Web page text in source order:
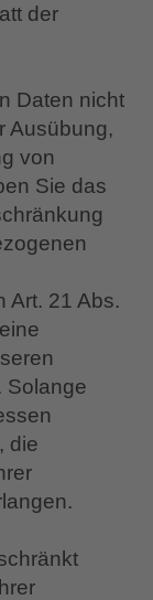
der
Daten nicht
Ausübung,
von
Sie das
Art. 21 Abs.
Solange
die